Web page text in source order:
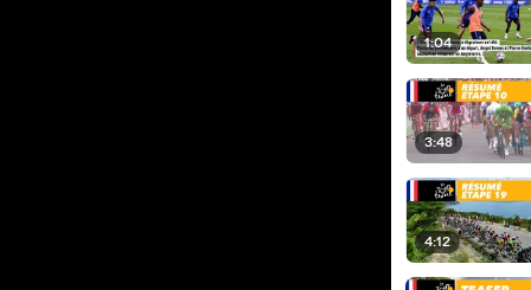
1:04
3:48
4:12